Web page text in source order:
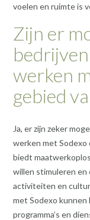
voelen en ruimte is
Zijn er
werken
gebied
Ja, er zijn zeker
werken met Sodexo
biedt
willen stimuleren
activiteiten en
met Sodexo kunnen
programma’s en